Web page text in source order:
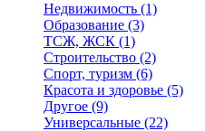
Недвижимость (1)
Образование (3)
ТСЖ, ЖСК (1)
Строительство (2)
Спорт, туризм (6)
Красота и здоровье (5)
Другое (9)
Универсальные (22)